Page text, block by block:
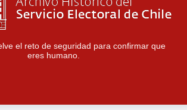
el reto de seguridad para confirmar que
eres humano.